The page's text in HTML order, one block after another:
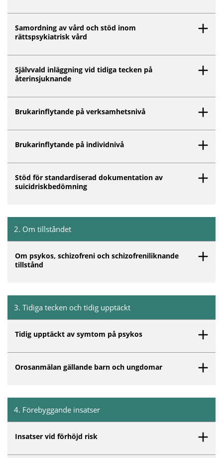
Samordning av vård och stöd inom
rättspsykiatrisk vård
Självvald inläggning vid tidiga tecken på
återinsjuknande
Brukarinflytande på verksamhetsnivå
Brukarinflytande på individnivå
Stöd för standardiserad dokumentation av
suicidriskbedömning
2. Om tillståndet
Om psykos, schizofreni och schizofreniliknande
tillstånd
3. Tidiga tecken och tidig upptäckt
Tidig upptäckt av symtom på psykos
Orosanmälan gällande barn och ungdomar
Inget innehåll matchar dina valda filter.
4. Förebyggande insatser
Insatser vid förhöjd risk